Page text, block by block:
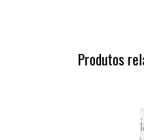
Produtos